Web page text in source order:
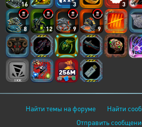
16 3 3
8 12 9 9
Найти темы на форуме
Найти
Отправить